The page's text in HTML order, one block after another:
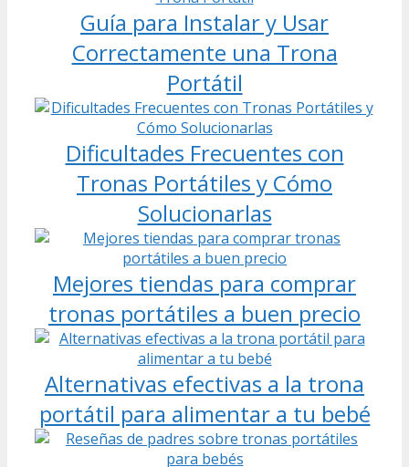
Guía para Instalar y Usar
Correctamente una Trona
Portátil
Dificultades Frecuentes con
Tronas Portátiles y Cómo
Solucionarlas
Mejores tiendas para comprar
tronas portátiles a buen precio
Alternativas efectivas a la trona
portátil para alimentar a tu bebé